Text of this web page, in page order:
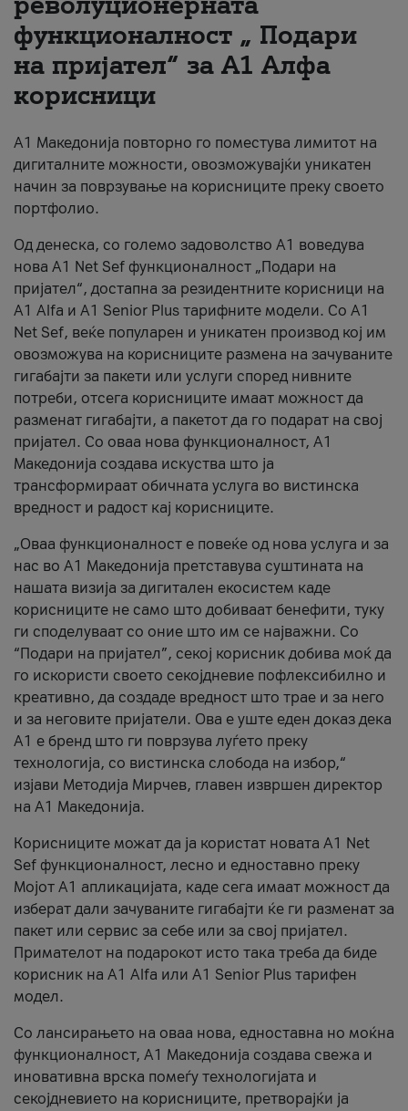
За нас
#ПодобарОнлајн
функционалност „ Подари
на пријател“ за А1 Алфа
корисници
А1 Македонија повторно го поместува лимитот на
дигиталните можности, овозможувајќи уникатен
начин за поврзување на корисниците преку своето
портфолио.
Од денеска, со големо задоволство А1 воведува
нова A1 Net Sef функционалност „Подари на
пријател“, достапна за резидентните корисници на
А1 Alfa и A1 Senior Plus тарифните модели. Со A1
Net Sef, веќе популарен и уникатен производ кој им
овозможува на корисниците размена на зачуваните
гигабајти за пакети или услуги според нивните
потреби, отсега корисниците имаат можност да
разменат гигабајти, а пакетот да го подарат на свој
пријател. Со оваа нова функционалност, А1
Македонија создава искуства што ја
трансформираат обичната услуга во вистинска
вредност и радост кај корисниците.
„Оваа функционалност е повеќе од нова услуга и за
нас во А1 Македонија претставува суштината на
нашата визија за дигитален екосистем каде
корисниците не само што добиваат бенефити, туку
ги споделуваат со оние што им се најважни. Со
“Подари на пријател”, секој корисник добива моќ да
го искористи своето секојдневие пофлексибилно и
креативно, да создаде вредност што трае и за него
и за неговите пријатели. Ова е уште еден доказ дека
А1 е бренд што ги поврзува луѓето преку
технологија, со вистинска слобода на избор,“
изјави Методија Мирчев, главен извршен директор
на А1 Македонија.
Корисниците можат да ја користат новата А1 Net
Sef функционалност, лесно и едноставно преку
Мојот А1 апликацијата, каде сега имаат можност да
изберат дали зачуваните гигабајти ќе ги разменат за
пакет или сервис за себе или за свој пријател.
Примателот на подарокот исто така треба да биде
корисник на А1 Alfa или A1 Senior Plus тарифен
модел.
Со лансирањето на оваа нова, едноставна но моќна
функционалност, А1 Македонија создава свежа и
иновативна врска помеѓу технологијата и
секојдневието на корисниците, претворајќи ја